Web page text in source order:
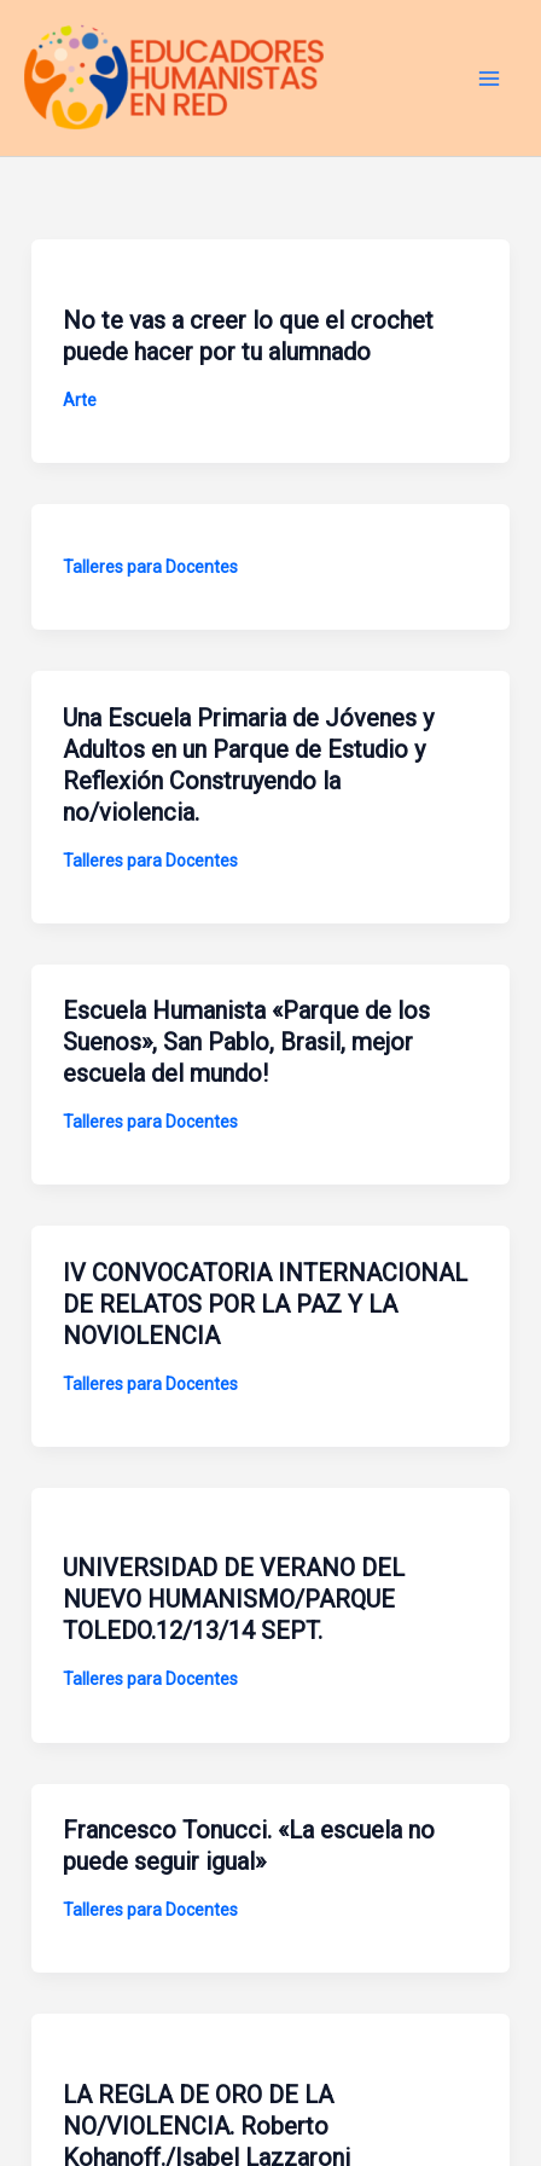
contenido
No te vas a creer lo que el crochet
puede hacer por tu alumnado
Arte
Talleres para Docentes
Una Escuela Primaria de Jóvenes y
Adultos en un Parque de Estudio y
Reflexión Construyendo la
no/violencia.
Talleres para Docentes
Escuela Humanista «Parque de los
Suenos», San Pablo, Brasil, mejor
escuela del mundo!
Talleres para Docentes
IV CONVOCATORIA INTERNACIONAL
DE RELATOS POR LA PAZ Y LA
NOVIOLENCIA
Talleres para Docentes
UNIVERSIDAD DE VERANO DEL
NUEVO HUMANISMO/PARQUE
TOLEDO.12/13/14 SEPT.
Talleres para Docentes
Francesco Tonucci. «La escuela no
puede seguir igual»
Talleres para Docentes
LA REGLA DE ORO DE LA
NO/VIOLENCIA. Roberto
Kohanoff./Isabel Lazzaroni